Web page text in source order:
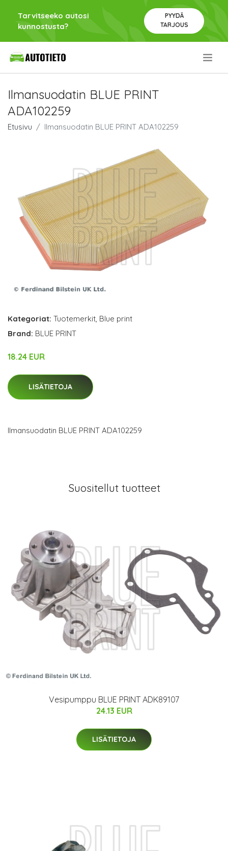
Tarvitseeko autosi
kunnostusta?
PYYDÄ
TARJOUS
Ilmansuodatin BLUE PRINT
ADA102259
Etusivu Ilmansuodatin BLUE PRINT ADA102259
Kategoriat: Tuotemerkit, Blue print
Brand: BLUE PRINT
18.24 EUR
LISÄTIETOJA
Ilmansuodatin BLUE PRINT ADA102259
Suositellut tuotteet
Vesipumppu BLUE PRINT ADK89107
24.13 EUR
LISÄTIETOJA